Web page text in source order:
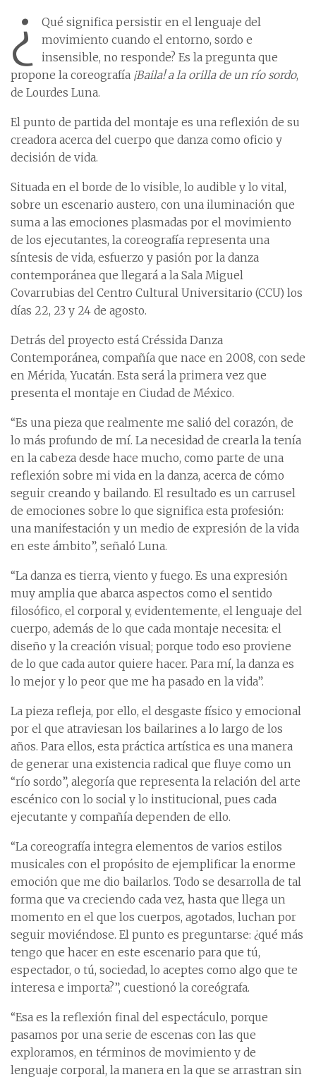
¿
Qué significa persistir en el lenguaje del
movimiento cuando el entorno, sordo e
insensible, no responde? Es la pregunta que
propone la coreografía ¡Baila! a la orilla de un río sordo,
de Lourdes Luna.
El punto de partida del montaje es una reflexión de su
creadora acerca del cuerpo que danza como oficio y
decisión de vida.
Situada en el borde de lo visible, lo audible y lo vital,
sobre un escenario austero, con una iluminación que
suma a las emociones plasmadas por el movimiento
de los ejecutantes, la coreografía representa una
síntesis de vida, esfuerzo y pasión por la danza
contemporánea que llegará a la Sala Miguel
Covarrubias del Centro Cultural Universitario (CCU) los
días 22, 23 y 24 de agosto.
Detrás del proyecto está Créssida Danza
Contemporánea, compañía que nace en 2008, con sede
en Mérida, Yucatán. Esta será la primera vez que
presenta el montaje en Ciudad de México.
“Es una pieza que realmente me salió del corazón, de
lo más profundo de mí. La necesidad de crearla la tenía
en la cabeza desde hace mucho, como parte de una
reflexión sobre mi vida en la danza, acerca de cómo
seguir creando y bailando. El resultado es un carrusel
de emociones sobre lo que significa esta profesión:
una manifestación y un medio de expresión de la vida
en este ámbito”, señaló Luna.
“La danza es tierra, viento y fuego. Es una expresión
muy amplia que abarca aspectos como el sentido
filosófico, el corporal y, evidentemente, el lenguaje del
cuerpo, además de lo que cada montaje necesita: el
diseño y la creación visual; porque todo eso proviene
de lo que cada autor quiere hacer. Para mí, la danza es
lo mejor y lo peor que me ha pasado en la vida”.
La pieza refleja, por ello, el desgaste físico y emocional
por el que atraviesan los bailarines a lo largo de los
años. Para ellos, esta práctica artística es una manera
de generar una existencia radical que fluye como un
“río sordo”, alegoría que representa la relación del arte
escénico con lo social y lo institucional, pues cada
ejecutante y compañía dependen de ello.
“La coreografía integra elementos de varios estilos
musicales con el propósito de ejemplificar la enorme
emoción que me dio bailarlos. Todo se desarrolla de tal
forma que va creciendo cada vez, hasta que llega un
momento en el que los cuerpos, agotados, luchan por
seguir moviéndose. El punto es preguntarse: ¿qué más
tengo que hacer en este escenario para que tú,
espectador, o tú, sociedad, lo aceptes como algo que te
interesa e importa?”, cuestionó la coreógrafa.
“Esa es la reflexión final del espectáculo, porque
pasamos por una serie de escenas con las que
exploramos, en términos de movimiento y de
lenguaje corporal, la manera en la que se arrastran sin